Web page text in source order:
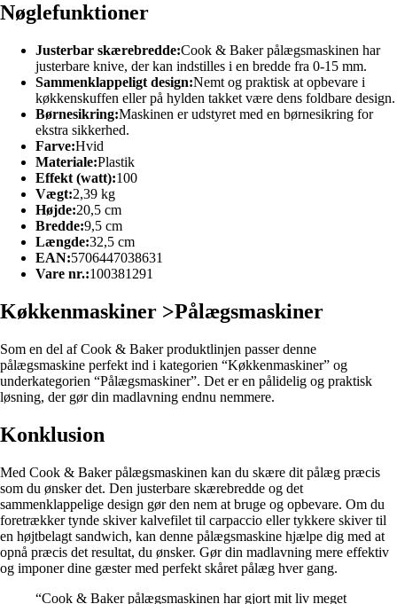
Nøglefunktioner
Justerbar skærebredde:Cook & Baker pålægsmaskinen har
justerbare knive, der kan indstilles i en bredde fra 0-15 mm.
Sammenklappeligt design:Nemt og praktisk at opbevare i
køkkenskuffen eller på hylden takket være dens foldbare design.
Børnesikring:Maskinen er udstyret med en børnesikring for
ekstra sikkerhed.
Farve:Hvid
Materiale:Plastik
Effekt (watt):100
Vægt:2,39 kg
Højde:20,5 cm
Bredde:9,5 cm
Længde:32,5 cm
EAN:5706447038631
Vare nr.:100381291
Køkkenmaskiner >Pålægsmaskiner
Som en del af Cook & Baker produktlinjen passer denne
pålægsmaskine perfekt ind i kategorien “Køkkenmaskiner” og
underkategorien “Pålægsmaskiner”. Det er en pålidelig og praktisk
løsning, der gør din madlavning endnu nemmere.
Konklusion
Med Cook & Baker pålægsmaskinen kan du skære dit pålæg præcis
som du ønsker det. Den justerbare skærebredde og det
sammenklappelige design gør den nem at bruge og opbevare. Om du
foretrækker tynde skiver kalvefilet til carpaccio eller tykkere skiver til
en højtbelagt sandwich, kan denne pålægsmaskine hjælpe dig med at
opnå præcis det resultat, du ønsker. Gør din madlavning mere effektiv
og imponer dine gæster med perfekt skåret pålæg hver gang.
“Cook & Baker pålægsmaskinen har gjort mit liv meget